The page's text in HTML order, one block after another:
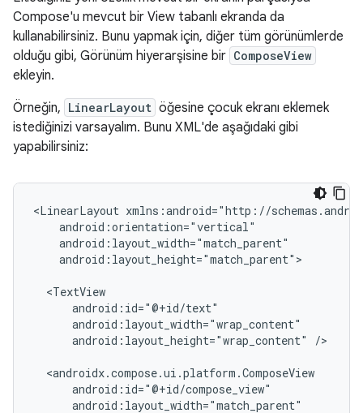
Compose'u mevcut bir View tabanlı ekranda da
kullanabilirsiniz. Bunu yapmak için, diğer tüm görünümlerde
olduğu gibi, Görünüm hiyerarşisine bir ComposeView
ekleyin.
Örneğin, LinearLayout öğesine çocuk ekranı eklemek
istediğinizi varsayalım. Bunu XML'de aşağıdaki gibi
yapabilirsiniz:
<LinearLayout
android:layout_height="match_parent">
android:layout_height="wrap_content"
/>